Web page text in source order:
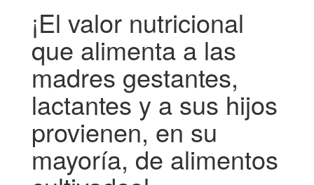
¡El valor nutricional
que alimenta a las
madres gestantes,
lactantes y a sus hijos
provienen, en su
mayoría, de alimentos